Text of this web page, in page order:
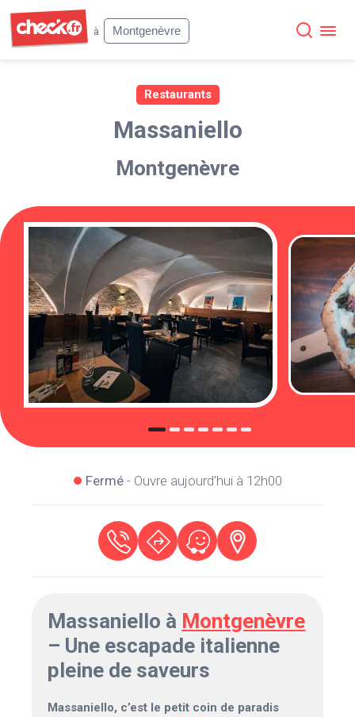
à
Montgenèvre
Restaurants
Massaniello
Montgenèvre
Fermé- Ouvre aujourd'hui à 12h00
Massaniello à Montgenèvre
– Une escapade italienne
pleine de saveurs
Massaniello, c’est le petit coin de paradis